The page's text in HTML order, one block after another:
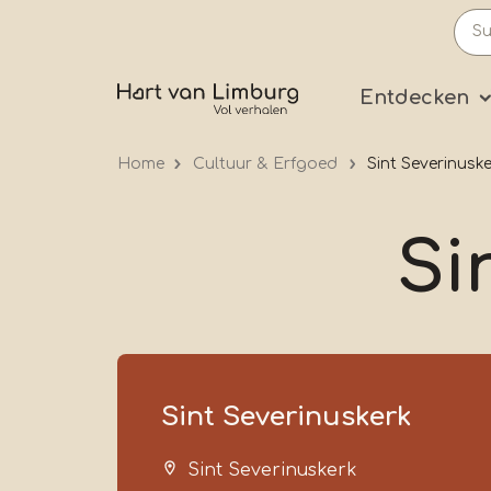
Entdecken
Home Cultuur & Erfgoed Sint
Sint Severinuskerk
Sint Severinuskerk